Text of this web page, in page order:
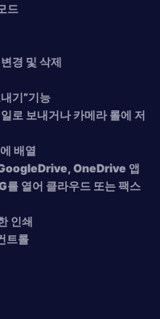
드
경 및 삭제
기”기능
로 보내거나 카메라 롤에 저
배열
OneDrive 앱
를 열어 클라우드 또는 팩스
인쇄
트롤